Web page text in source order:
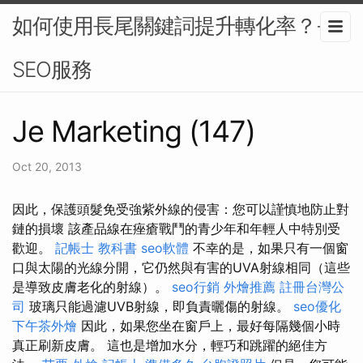
如何使用長尾關鍵詞提升轉化率？-
SEO服務
Je Marketing (147)
Oct 20, 2013
因此，保護​​頭髮免受強紫外線的侵害：您可以謹慎地防止對
鏈的損壞 該產品線在痤瘡戰鬥的青少年和年輕人中特別受
歡迎。 記帳士 教科書 seo軟體 不幸的是，如果只有一個窗
口與太陽的光線分開，它仍然與有害的UVA射線相同（這些
是導致皮膚老化的射線）。 seo行銷 外燴推薦 註冊台灣公
司 玻璃只能過濾UVB射線，即負責曬傷的射線。 seo優化
下午茶外燴 因此，如果您坐在窗戶上，最好每隔幾個小時
真正刷新皮膚。 這也是增加水分，輕巧和跳躍的絕佳方